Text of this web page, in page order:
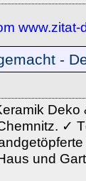
www.zitat-
-
Deko
✓
und